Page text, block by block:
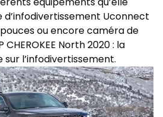
Uconnect
ou encore caméra de
North 2020 : la
l’infodivertissement.